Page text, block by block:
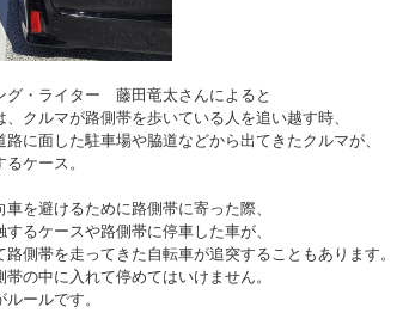
グ・ライター 藤田竜太さんによると
クルマが路側帯を歩いている人を追い越す時、
に面した駐車場や脇道などから出てきたクルマが、
ケース。
を避けるために路側帯に寄った際、
るケースや路側帯に停車した車が、
側帯を走ってきた自転車が追突することもあります。
の中に入れて停めてはいけません。
ールです。